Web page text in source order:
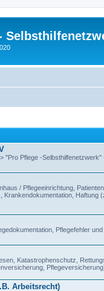
"Pro Pflege -Selbsthilfenetzwerk"
/ Pflegeeinrichtung,
Haftung
Pflegefehler
Katastrophenschutz,
Arbeitsrecht)